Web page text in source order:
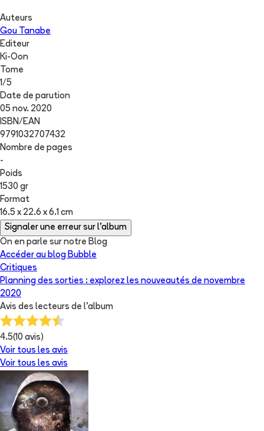
Auteurs
Gou Tanabe
Editeur
Ki-Oon
Tome
1/5
Date de parution
05 nov. 2020
ISBN/EAN
9791032707432
Nombre de pages
-
Poids
1530 gr
Format
16.5 x 22.6 x 6.1 cm
Signaler une erreur sur l'album
On en parle sur notre Blog
Accéder au blog Bubble
Critiques
Planning des sorties : explorez les nouveautés de novembre
2020
Avis des lecteurs de l'album
4.5(10 avis)
Voir tous les avis
Voir tous les avis